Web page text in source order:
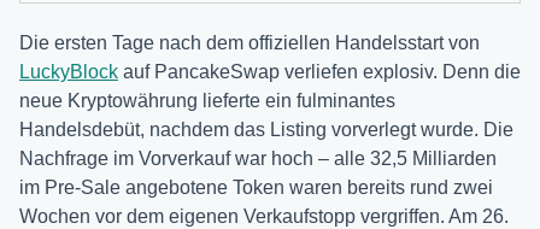
Die ersten Tage nach dem offiziellen Handelsstart von
LuckyBlock auf PancakeSwap verliefen explosiv. Denn die
neue Kryptowährung lieferte ein fulminantes
Handelsdebüt, nachdem das Listing vorverlegt wurde. Die
Nachfrage im Vorverkauf war hoch – alle 32,5 Milliarden
im Pre-Sale angebotene Token waren bereits rund zwei
Wochen vor dem eigenen Verkaufstopp vergriffen. Am 26.